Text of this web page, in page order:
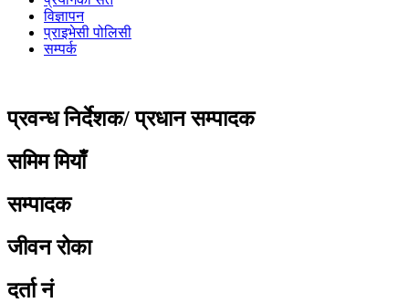
विज्ञापन
प्राइभेसी पोलिसी
सम्पर्क
प्रवन्ध निर्देशक/ प्रधान सम्पादक
समिम मियाँ
सम्पादक
जीवन रोका
दर्ता नं